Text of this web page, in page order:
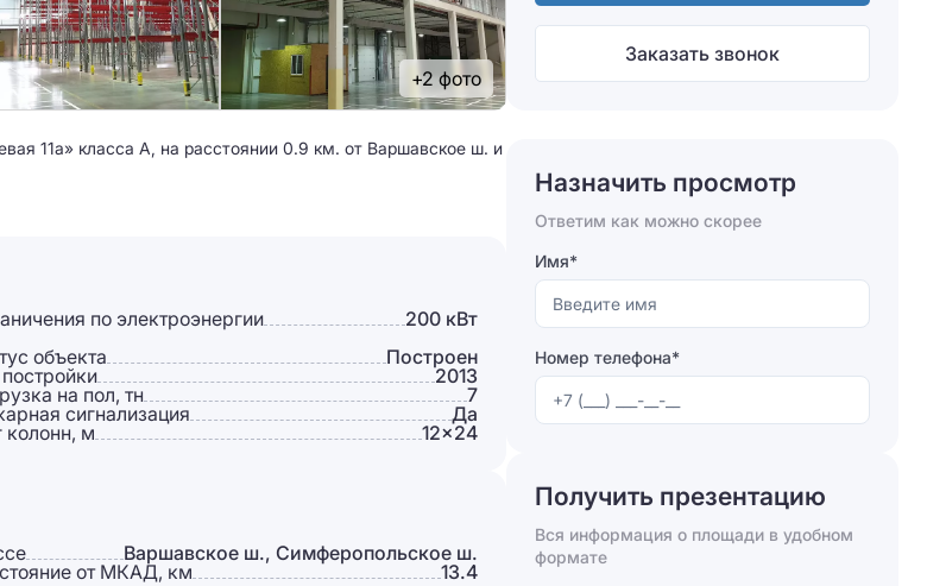
+2 фото
Заказать звонок
11а» класса A, на расстоянии 0.9 км. от Варшавское ш. и
по электроэнергии
200 кВт
объекта
Построен
2013
на пол, тн
7
сигнализация
Да
колонн, м 12×24
Варшавское ш., Симферопольское ш.
от МКАД, км
13.4
Назначить просмотр
Ответим как можно скорее
Имя*
Номер телефона*
Отправляя форму, вы соглашаетесь на
Получить презентацию
Вся информация о площади в удобном
формате